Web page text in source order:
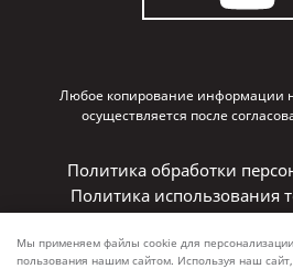
Любое копирование информации
осуществляется после
Политика обработки
Политика использования
Мы применяем файлы cookie для
пользования нашим сайтом. Используя наш